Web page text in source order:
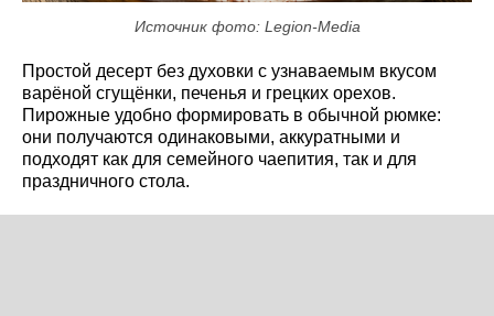
Источник фото: Legion-Media
Простой десерт без духовки с узнаваемым вкусом
варёной сгущёнки, печенья и грецких орехов.
Пирожные удобно формировать в обычной рюмке:
они получаются одинаковыми, аккуратными и
подходят как для семейного чаепития, так и для
праздничного стола.